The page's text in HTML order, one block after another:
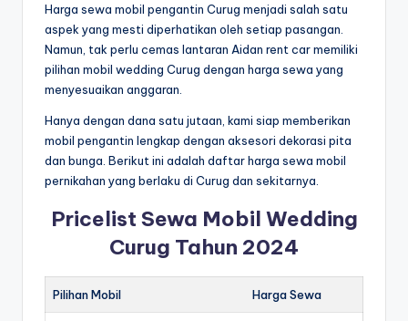
Harga sewa mobil pengantin Curug menjadi salah satu
aspek yang mesti diperhatikan oleh setiap pasangan.
Namun, tak perlu cemas lantaran Aidan rent car memiliki
pilihan mobil wedding Curug dengan harga sewa yang
menyesuaikan anggaran.
Hanya dengan dana satu jutaan, kami siap memberikan
mobil pengantin lengkap dengan aksesori dekorasi pita
dan bunga. Berikut ini adalah daftar harga sewa mobil
pernikahan yang berlaku di Curug dan sekitarnya.
Pricelist Sewa Mobil Wedding
Curug Tahun 2024
Pilihan Mobil Harga Sewa